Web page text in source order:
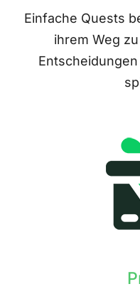
Einfache Quests
ihrem Weg